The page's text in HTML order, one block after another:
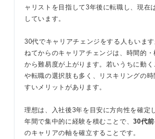
ャリストを目指して3年後に転職し、現在
しています。
30代でキャリアチェンジをする人もいま
ねてからのキャリアチェンジは、時間的
から難易度が上がります。若いうちに動
や転職の選択肢も多く、リスキリングの
すいメリットがあります。
理想は、入社後3年を目安に方向性を確定
年間で集中的に経験を積むことで、30代
のキャリアの軸を確立することです。